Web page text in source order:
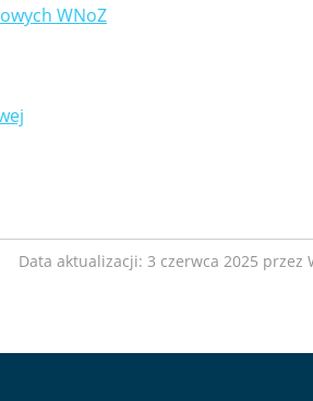
WNoZ
Data aktualizacji: 3 czerwca 2025 przez